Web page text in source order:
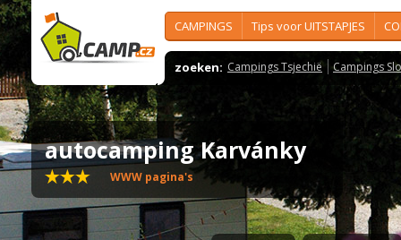
CAMPINGS Tips voor UITSTAPJES
zoeken: Campings Tsjechië Campings
autocamping Karvánky
WWW pagina's